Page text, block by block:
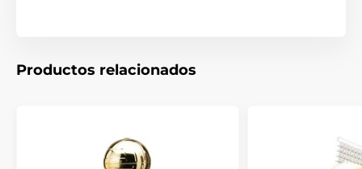
Productos relacionados